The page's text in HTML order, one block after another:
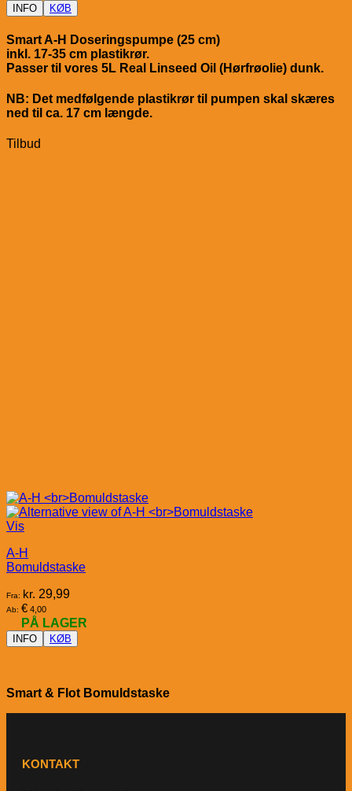
INFO KØB
Smart A-H Doseringspumpe (25 cm)
inkl. 17-35 cm plastikrør.
Passer til vores 5L Real Linseed Oil (Hørfrøolie) dunk.
NB: Det medfølgende plastikrør til pumpen skal skæres
ned til ca. 17 cm længde.
Tilbud
Vis
A-H
Bomuldstaske
Fra: kr. 29,99
Ab: € 4,00
PÅ LAGER
INFO KØB
Smart & Flot Bomuldstaske
KONTAKT